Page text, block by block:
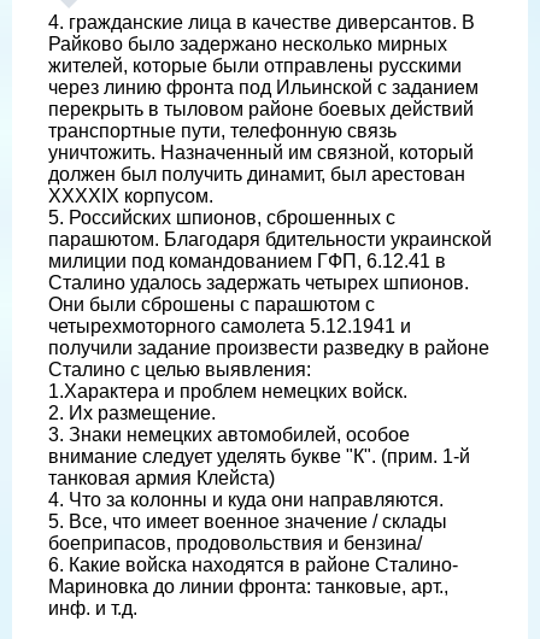
4. гражданские лица в качестве диверсантов. В
Райково было задержано несколько мирных
жителей, которые были отправлены русскими
через линию фронта под Ильинской с заданием
перекрыть в тыловом районе боевых действий
транспортные пути, телефонную связь
уничтожить. Назначенный им связной, который
должен был получить динамит, был арестован
XXXXIX корпусом.
5. Российских шпионов, сброшенных с
парашютом. Благодаря бдительности украинской
милиции под командованием ГФП, 6.12.41 в
Сталино удалось задержать четырех шпионов.
Они были сброшены с парашютом с
четырехмоторного самолета 5.12.1941 и
получили задание произвести разведку в районе
Сталино с целью выявления:
1.Характера и проблем немецких войск.
2. Их размещение.
3. Знаки немецких автомобилей, особое
внимание следует уделять букве "К". (прим. 1-й
танковая армия Клейста)
4. Что за колонны и куда они направляются.
5. Все, что имеет военное значение / склады
боеприпасов, продовольствия и бензина/
6. Какие войска находятся в районе Сталино-
Мариновка до линии фронта: танковые, арт.,
инф. и т.д.